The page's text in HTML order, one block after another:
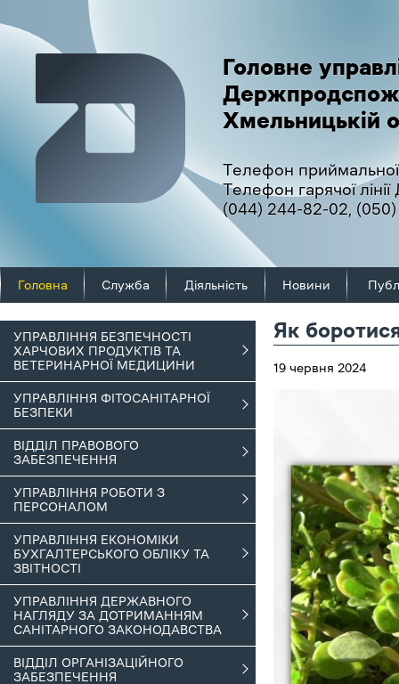
Головне
Хмельницькій
Телефон
Телефон гарячої
(044) 244-82-02,
Головна Служба Діяльність Новини
УПРАВЛІННЯ БЕЗПЕЧНОСТІ
ХАРЧОВИХ ПРОДУКТІВ ТА
ВЕТЕРИНАРНОЇ МЕДИЦИНИ
УПРАВЛІННЯ ФІТОСАНІТАРНОЇ
БЕЗПЕКИ
ВІДДІЛ ПРАВОВОГО
ЗАБЕЗПЕЧЕННЯ
УПРАВЛІННЯ РОБОТИ З
ПЕРСОНАЛОМ
УПРАВЛІННЯ ЕКОНОМІКИ
БУХГАЛТЕРСЬКОГО ОБЛІКУ ТА
ЗВІТНОСТІ
УПРАВЛІННЯ ДЕРЖАВНОГО
НАГЛЯДУ ЗА ДОТРИМАННЯМ
САНІТАРНОГО ЗАКОНОДАВСТВА
ВІДДІЛ ОРГАНІЗАЦІЙНОГО
ЗАБЕЗПЕЧЕННЯ
Як
19 червня 2024